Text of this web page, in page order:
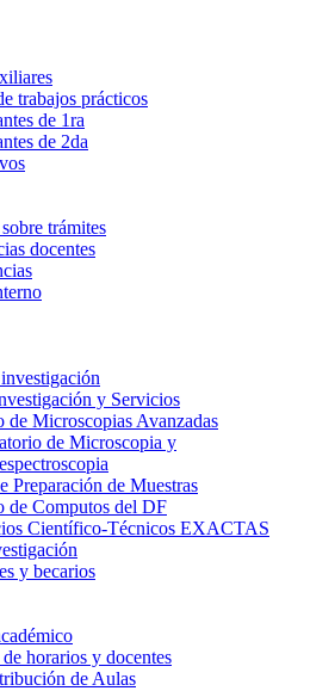
trabajos prácticos
de 1ra
de 2da
trámites
docentes
y Servicios
de Microscopias Avanzadas
de Microscopia y
Preparación de Muestras
de Computos del DF
Científico-Técnicos EXACTAS
y becarios
horarios y docentes
de Aulas